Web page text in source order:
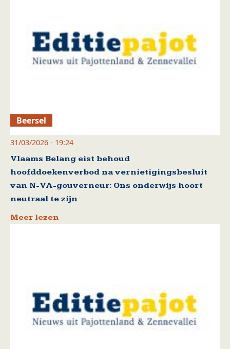
Beersel
31/03/2026 - 19:24
Vlaams Belang eist behoud
hoofddoekenverbod na vernietigingsbesluit
van N-VA-gouverneur: Ons onderwijs hoort
neutraal te zijn
Meer lezen